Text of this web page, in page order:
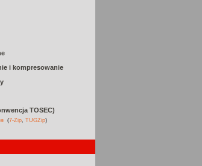
i kompresowanie
TOSEC)
(7-Zip TUGZip)